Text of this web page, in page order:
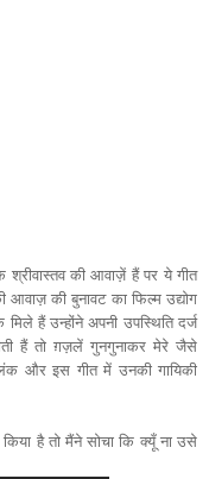
की आवाज़ें हैं पर ये गीत
की बुनावट का फिल्म उद्योग
हैं उन्होंने अपनी उपस्थिति दर्ज
हैं तो ग़ज़लें गुनगुनाकर मेरे जैसे
और इस गीत में उनकी गायिकी
किया है तो मैंने सोचा कि क्यूँ ना उसे